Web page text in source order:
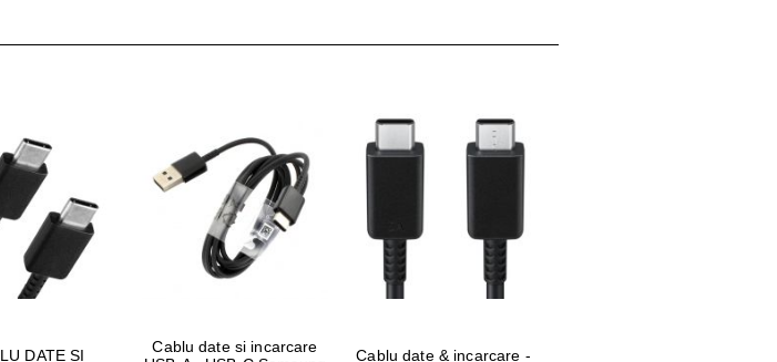
DATE SI
Cablu date si incarcare
Cablu date & incarcare -